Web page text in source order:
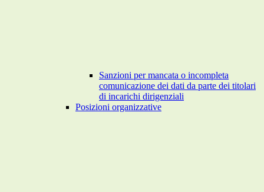
Sanzioni per mancata o incompleta
comunicazione dei dati da parte dei titolari
di incarichi dirigenziali
Posizioni organizzative